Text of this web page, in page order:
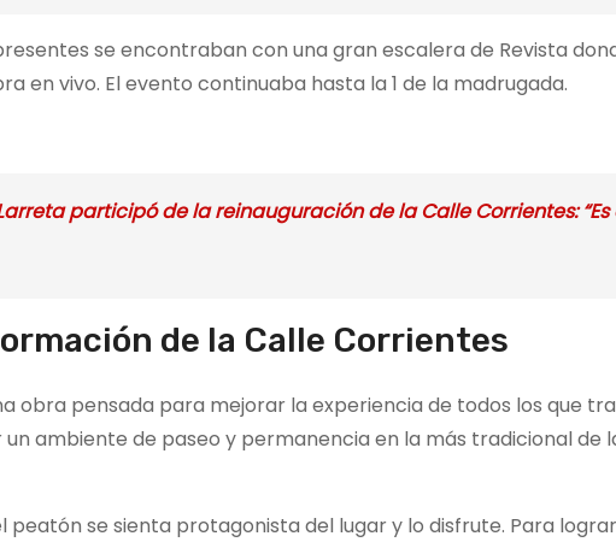
se encontraban con una gran escalera de Revista
en vivo. El evento continuaba hasta la 1 de la madrugada.
participó de la reinauguración de la Calle Corrientes:
de la Calle Corrientes
obra pensada para mejorar la experiencia de todos los que
ambiente de paseo y permanencia en la más tradicional de
peatón se sienta protagonista del lugar y lo disfrute. Para